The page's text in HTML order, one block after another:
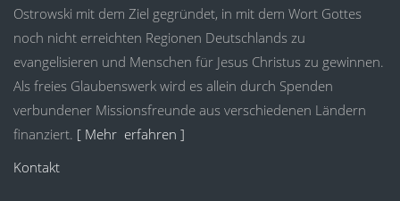
Ostrowski mit dem Ziel gegründet, in mit dem Wort Gottes
noch nicht erreichten Regionen Deutschlands zu
evangelisieren und Menschen für Jesus Christus zu gewinnen.
Als freies Glaubenswerk wird es allein durch Spenden
verbundener Missionsfreunde aus verschiedenen Ländern
finanziert. [ Mehr erfahren ]
Kontakt